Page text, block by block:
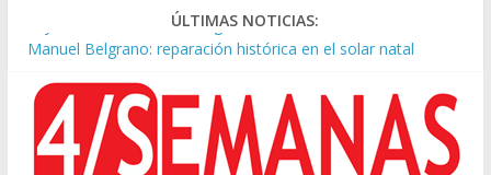
ÚLTIMAS NOTICIAS:
Ley de Tierras: el rechazo ganó en las redes
Manuel Belgrano: reparación histórica en el solar natal
Servicio Meteorológico
Los alquileres de departamentos en la CABA aumentaron
1,6% en julio
Rechazo a la Ley de Tierras: se espera un fuerte operativo